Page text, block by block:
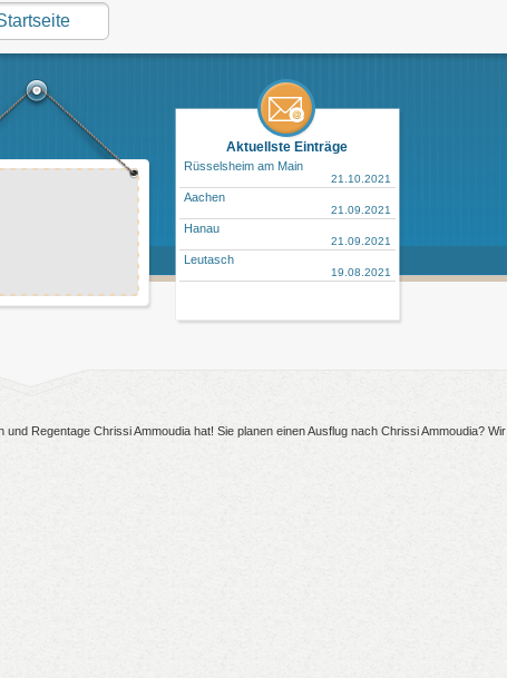
Aktuellste Einträge
Rüsselsheim am Main
21.10.2021
Aachen
21.09.2021
Hanau
21.09.2021
Leutasch
19.08.2021
Regentage Chrissi Ammoudia hat! Sie planen einen Ausflug nach Chrissi Ammoudia? Wir